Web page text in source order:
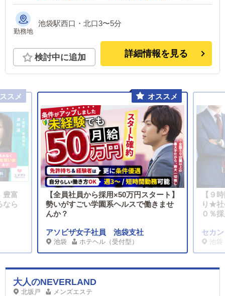
勤務地
池袋駅西口・北口3〜5分
検討中に追加 詳細情報を見る
豊富
なら
【全員社員から採用×50万円スタート】
勢いがすごい学園系ヘルスで働きませ
んか？
アソビザ女子社員 池袋支社
池袋 ホテヘル（受付型）
【９
り★社
０％
セカ
池袋
大人のNEVERLAND
北坂戸 メンズエステ